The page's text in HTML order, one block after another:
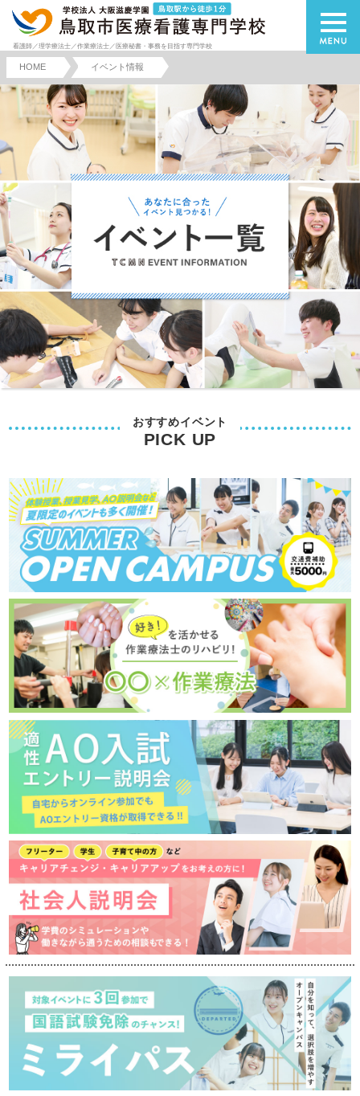
看護師／理学療法士／作業療法士／医療秘書・事務を目指す専門学校
HOME イベント情報
おすすめイベント
PICK UP